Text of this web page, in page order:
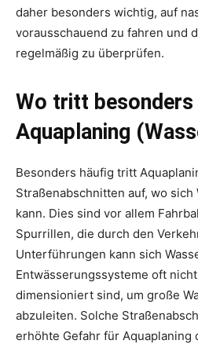
daher besonders wichtig, auf
vorausschauend zu fahren und
regelmäßig zu überprüfen.
Wo tritt besonders
Aquaplaning
Besonders häufig tritt
Straßenabschnitten auf, wo sich
kann. Dies sind vor allem
Spurrillen, die durch den
Unterführungen kann sich
Entwässerungssysteme oft
dimensioniert sind, um große
abzuleiten. Solche
erhöhte Gefahr für Aquaplaning